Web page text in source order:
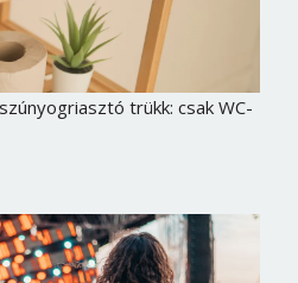
trükk: csak WC-